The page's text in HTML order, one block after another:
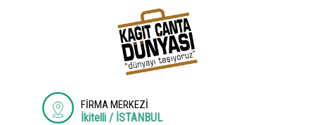
FİRMA MERKEZİ
İkitelli / İSTANBUL